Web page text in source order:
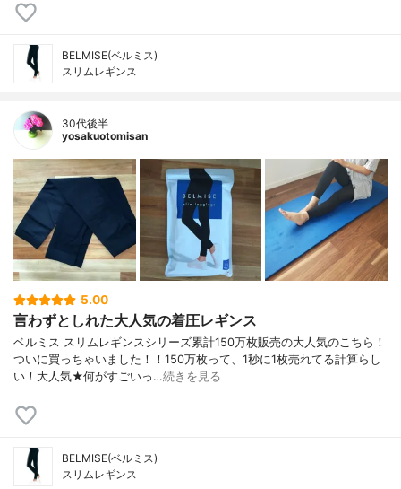
BELMISE(ベルミス)
スリムレギンス
30代後半
yosakuotomisan
5.00
言わずとしれた大人気の着圧レギンス
ベルミス スリムレギンスシリーズ累計150万枚販売の大人気のこちら！
ついに買っちゃいました！！150万枚って、1秒に1枚売れてる計算らし
い！大人気★何がすごいっ…続きを見る
BELMISE(ベルミス)
スリムレギンス